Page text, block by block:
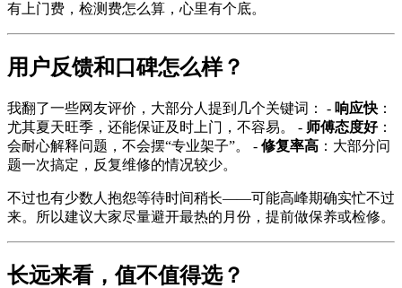
有上门费，检测费怎么算，心里有个底。
用户反馈和口碑怎么样？
我翻了一些网友评价，大部分人提到几个关键词： - 响应快 ：
尤其夏天旺季，还能保证及时上门，不容易。 - 师傅态度好：
会耐心解释问题，不会摆“专业架子”。 - 修复率高 ：大部分问
题一次搞定，反复维修的情况较少。
不过也有少数人抱怨等待时间稍长——可能高峰期确实忙不过
来。所以建议大家尽量避开最热的月份，提前做保养或检修。
长远来看，值不值得选？